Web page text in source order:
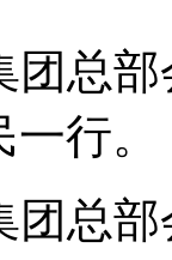
团总
行。
团总